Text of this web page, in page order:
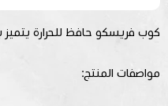
كوب فريسكو حافظ للحرارة يتميز
مواصفات المنتج: